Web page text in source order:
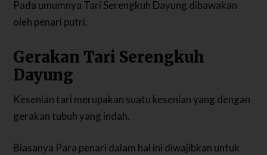
Pada umumnya Tari Serengkuh Dayung dibawakan
oleh penari putri.
Gerakan Tari Serengkuh
Dayung
Kesenian tari merupakan suatu kesenian yang dengan
gerakan tubuh yang indah.
Biasanya Para penari dalam hal ini diwajibkan untuk